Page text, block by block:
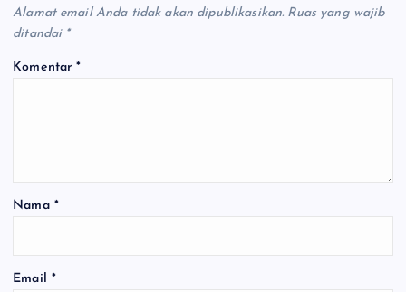
Alamat email Anda tidak akan dipublikasikan. Ruas yang wajib
ditandai *
Komentar*
Nama *
Email *